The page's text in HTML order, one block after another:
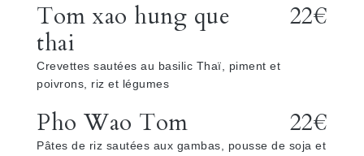
Tom xao hung que
thai
22€
Crevettes sautées au basilic Thaï, piment et
poivrons, riz et légumes
Pho Wao Tom 22€
Pâtes de riz sautées aux gambas, pousse de soja et